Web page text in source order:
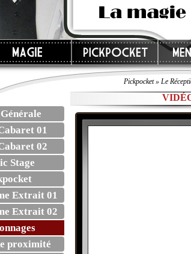
Pickpocket » Le
01
02
Stage
Extrait 01
Extrait 02
proximité